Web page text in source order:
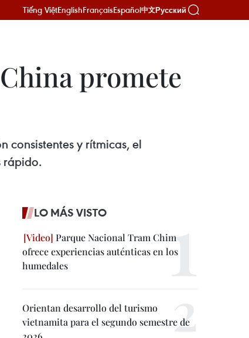
Tiếng ViệtEnglishFrançaisEspañol中文Русский
promete
consistentes y rítmicas, el
rápido.
LO MÁS VISTO
Parque Nacional Tram Chim
ofrece experiencias auténticas en los
humedales
Orientan desarrollo del turismo
vietnamita para el segundo semestre de